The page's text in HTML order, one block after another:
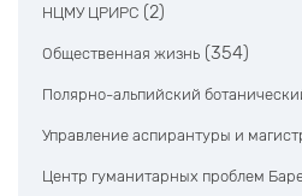
НЦМУ ЦРИРС (2)
Общественная жизнь (354)
Полярно-альпийский
Управление аспирантуры и
Центр гуманитарных проблем